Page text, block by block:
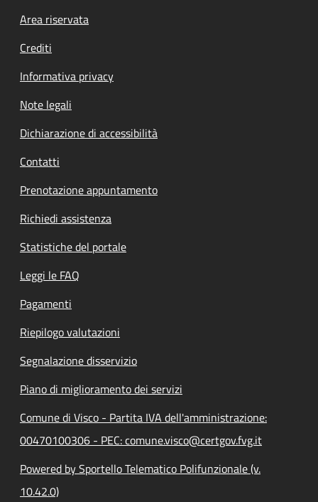
Footer menu
Area riservata
Crediti
Informativa privacy
Note legali
Dichiarazione di accessibilità
Contatti
Prenotazione appuntamento
Richiedi assistenza
Statistiche del portale
Leggi le FAQ
Pagamenti
Riepilogo valutazioni
Segnalazione disservizio
Piano di miglioramento dei servizi
Comune di Visco - Partita IVA dell'amministrazione:
00470100306 - PEC: comune.visco@certgov.fvg.it
Powered by Sportello Telematico Polifunzionale (v.
10.42.0)